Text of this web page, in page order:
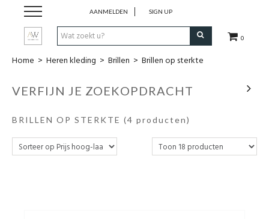
0
AANMELDEN SIGN UP
Dames Kleding
Heren kleding
Home > Heren kleding > Brillen > Brillen op sterkte
VERFIJN JE ZOEKOPDRACHT
BRILLEN OP STERKTE (4 producten)